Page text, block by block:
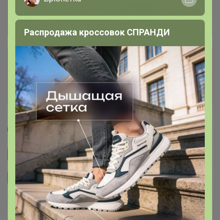
Сбор заказов в данной закупке
завершен
Перейти к текущей закупке
Классика
Подписаться на закупку 2.1K
Подписаться на организатора 6.2K
В архиве Собрано
Распродажа кроссовок СПРАНДИ